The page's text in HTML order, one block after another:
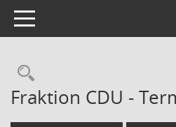
Toggle navigation
Rechercheauswahl
Fraktion CDU -